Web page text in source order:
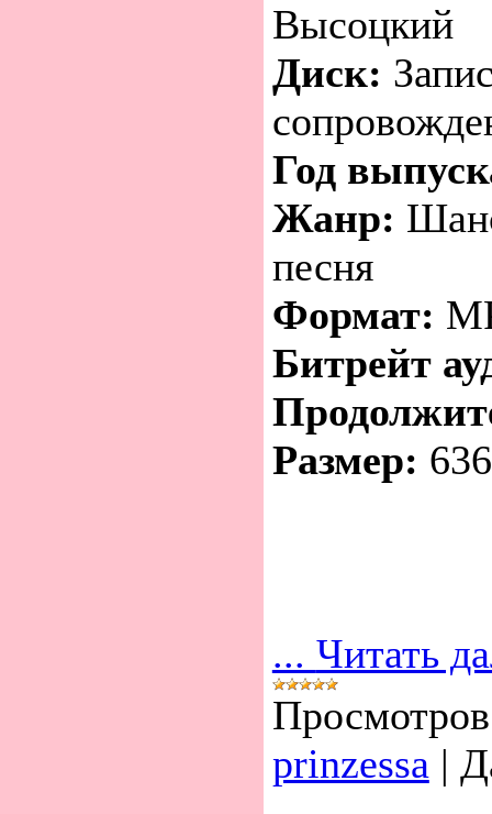
Высоцкий
Диск:
Год
Жанр:
песня
Формат:
Битрейт
Размер:
... Читать
prinzessa |